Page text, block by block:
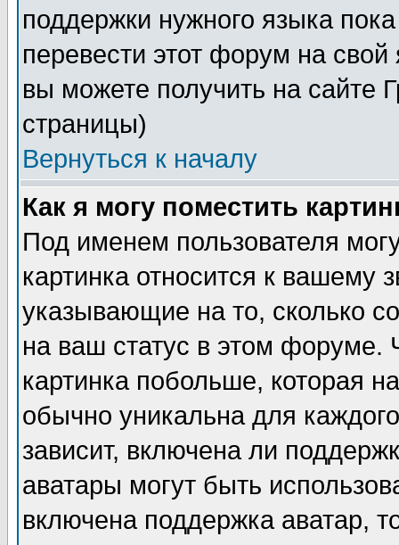
поддержки нужного языка
перевести этот форум на
вы можете получить на сайте
страницы)
Вернуться к началу
Как я могу поместить
Под именем пользователя
картинка относится к вашему
указывающие на то, сколько
на ваш статус в этом форуме.
картинка побольше, которая
обычно уникальна для
зависит, включена ли
аватары могут быть
включена поддержка аватар,